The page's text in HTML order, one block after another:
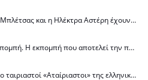
Ψυχαγωγική εκπομπή. Ο Ευτύχης Μπλέτσας και η Ηλέκτρα Αστέρη έχουν ταξιδέψει σε όλες τις ηπείρους και έχουν επισκεφτεί κάθε γωνιά του πλανήτη. Οι τηλεθεατές του ΣΚΑΪ «ταξιδεύουν» μαζί τους σε πανέμορφα μέρη της Ελλάδας και μαγικά μέρη στην άλλη άκρη της γης. Η οικογένεια του Happy Traveller «πλημμυρίζει» την τηλεοπτική μας οθόνη με εντυπωσιακές εικόνες, συναρπαστικές εμπειρίες και αμέτρητα, αμέτρητα ταξίδια... .
Ειδησεογραφική - ενημερωτική εκπομπή. Η εκπομπή που αποτελεί την πρώτη επιλογή του τηλεοπτικού κοινού για την πρωινή ενημέρωση, το «Σήμερα», είναι και πάλι στον ΣΚΑΪ καθημερινά στις 05.30. Ο Δημήτρης Οικονόμου και ο Άκης Παυλόπουλος συνεχίζουν την επιτυχημένη συνεργασία τους, δίνοντας από νωρίς το στίγμα της ημέρας που ξεκινά. Οι δύο δημοσιογράφοι παρουσιάζουν και αναλύουν τα σημαντικότερα γεγονότα της επικαιρότητας, συζητούν και αναζητούν απαντήσεις από τους πρωταγωνιστές των εξελίξεων, υποδέχονται στο στούντιο αναλυτές και ειδικούς και συνδέονται καθημερινά με όλα τα σημεία ειδησεογραφικού ενδιαφέροντος.
Ενημερωτική εκπομπή. Είναι οι πιο ταιριαστοί «Αταίριαστοι» της ελληνικής τηλεόρασης, διαθέτουν χιούμορ, αμεσότητα, εμπειρία και κριτική ματιά. Ο Γιάννης Ντσούνος και ο Χρήστος Κούτρας είναι στον ΣΚΑΪ για 11η χρονιά. Καθημερινά από τις 09.45, οι «Αταίριαστοι» βρίσκονται κοντά μας για να μας μεταφέρουν με τον δικό τους μοναδικό τρόπο τον παλμό της επικαιρότητας, να αποκαλύπτουν όλα όσα συμβαίνουν στο προσκήνιο και το παρασκήνιο, αλλά και να ερευνούν τα ερωτήματα που θέτουν οι τηλεθεατές. Υποδεχόμενοι σημαίνουσες προσωπικότητες της δημόσιας ζωής και ειδικούς σε νευραλγικούς τομείς, αναζητούν τις απαντήσεις θέτοντας καίριες ερωτήσεις.